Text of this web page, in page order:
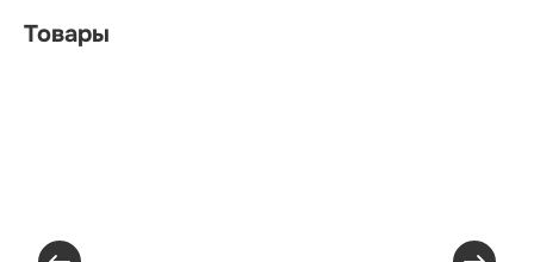
Товары